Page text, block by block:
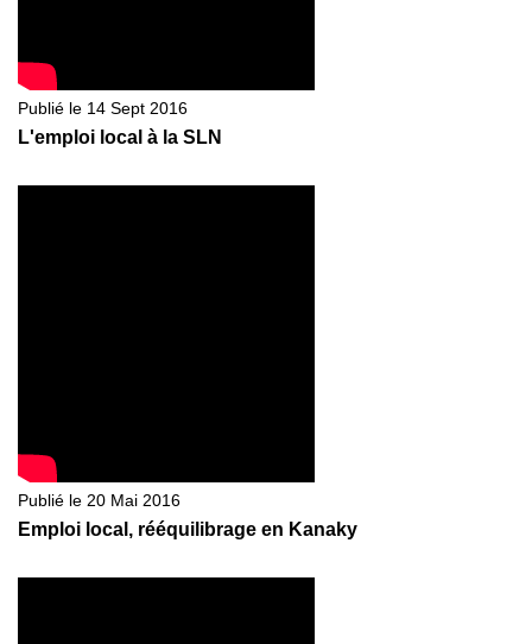
Publié le 14 Sept 2016
L'emploi local à la SLN
Publié le 20 Mai 2016
Emploi local, rééquilibrage en Kanaky